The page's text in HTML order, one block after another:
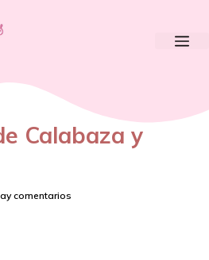
Calabaza y
comentarios